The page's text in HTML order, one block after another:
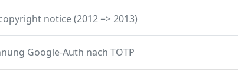
notice (2012 => 2013)
Google-Auth nach TOTP